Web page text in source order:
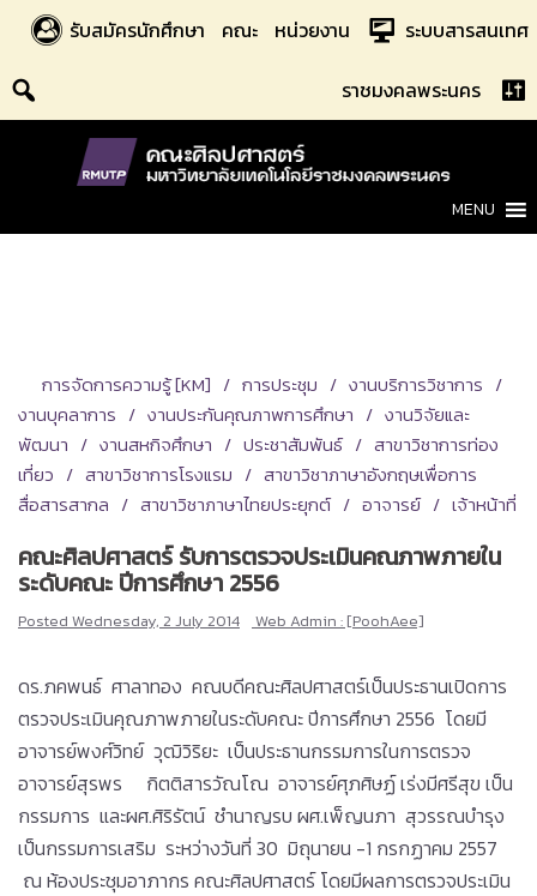
content
รับสมัครนักศึกษา คณะ หน่วยงาน ระบบสารสนเทศ
ราชมงคลพระนคร
MENU
การจัดการความรู้ [KM] การประชุม
งานบริการวิชาการ
งานบุคลาการ
งานประกันคุณภาพการศึกษา
งานวิจัยและ
พัฒนา
งานสหกิจศึกษา ประชาสัมพันธ์
สาขาวิชาการท่อง
เที่ยว
สาขาวิชาการโรงแรม
สาขาวิชาภาษาอังกฤษเพื่อการ
สื่อสารสากล
สาขาวิชาภาษาไทยประยุกต์ อาจารย์ เจ้าหน้าที่
คณะศิลปศาสตร์ รับการตรวจประเมินคณภาพภายใน
ระดับคณะ ปีการศึกษา 2556
Posted Wednesday, 2 July 2014 Web Admin : [PoohAee]
ดร.ภคพนธ์ ศาลาทอง คณบดีคณะศิลปศาสตร์เป็นประธานเปิดการ
ตรวจประเมินคุณภาพภายในระดับคณะ ปีการศึกษา 2556 โดยมี
อาจารย์พงศ์วิทย์ วุฒิวิริยะ เป็นประธานกรรมการในการตรวจ
อาจารย์สุรพร กิตติสารวัณโณ อาจารย์ศุภศิษฏ์ เร่งมีศรีสุข เป็น
กรรมการ และผศ.ศิริรัตน์ ชำนาญรบ ผศ.เพ็ญนภา สุวรรณบำรุง
เป็นกรรมการเสริม ระหว่างวันที่ 30 มิถุนายน -1 กรกฏาคม 2557
ณ ห้องประชุมอาภากร คณะศิลปศาสตร์ โดยมีผลการตรวจประเมิน